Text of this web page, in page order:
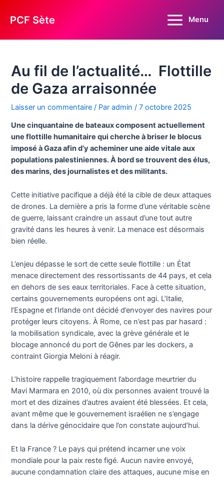
PCF Sète
Main
Menu
Au fil de l’actualité… Flottille
de Gaza arraisonnée
Laisser un commentaire / Paradmin/7 octobre 2025
Une cinquantaine de bateaux composent actuellement
une flottille humanitaire qui cherche à briser le blocus
imposé à Gaza afin d’y acheminer une aide vitale aux
populations palestiniennes. À bord se trouvent des élus,
des marins, des journalistes et des militants.
Cette initiative pacifique a déjà été la cible de deux attaques
de drones. La dernière a pris la forme d’une véritable scène
de guerre, laissant craindre un assaut d’une tout autre
gravité dans les heures à venir. La menace est désormais
bien réelle.
L’enjeu dépasse le sort de cette seule flottille : un État
menace directement des ressortissants de 44 pays, et cela
en dehors de ses eaux territoriales. Face à cette situation,
certains gouvernements européens ont agi. L’Italie,
l’Espagne et l’Irlande ont décidé d’envoyer des navires pour
protéger leurs citoyens. À Rome, ce n’est pas par hasard :
la mobilisation syndicale, avec la grève générale et le
blocage annoncé du port de Gênes par les dockers, a
contraint Giorgia Meloni à réagir.
L’histoire rappelle tragiquement l’abordage meurtrier du
Mavi Marmara en 2010, où dix personnes avaient trouvé la
mort et des dizaines d’autres avaient été blessées. Et cela,
avant même que le gouvernement israélien ne s’engage
dans la dérive génocidaire que l’on constate aujourd’hui.
Et la France ? Le pays qui prétend incarner une voix
mondiale pour la paix reste figé. Aucun navire envoyé,
aucune condamnation claire des attaques, aucune mise en